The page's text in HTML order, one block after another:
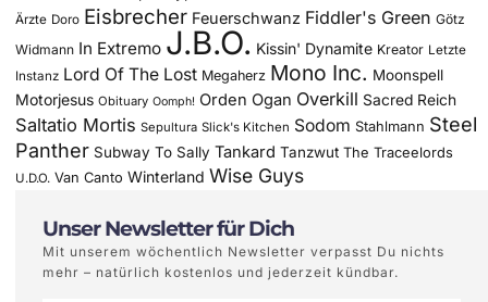
Ärzte Doro Eisbrecher Feuerschwanz Fiddler's Green Götz
Widmann In Extremo J.B.O. Kissin' Dynamite Kreator Letzte
Instanz Lord Of The Lost Megaherz Mono Inc. Moonspell
Motorjesus Obituary Oomph! Orden Ogan Overkill Sacred Reich
Saltatio Mortis Sepultura Slick's Kitchen Sodom Stahlmann Steel
Panther Subway To Sally Tankard Tanzwut The Traceelords
U.D.O. Van Canto Winterland Wise Guys
Unser Newsletter für Dich
Mit unserem wöchentlich Newsletter verpasst Du nichts
mehr – natürlich kostenlos und jederzeit kündbar.